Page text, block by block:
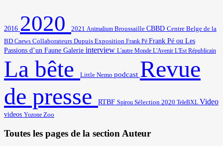
2016 2020 2021 Animalium Broussaille CBBD Centre Belge de la
BD Cnews Collaborateurs Dupuis Exposition Frank Pé Frank Pé ou Les
Passions d’un Faune Galerie interview L'autre Monde L'Avenir L'Est Républicain
La bête Little Nemo podcast Revue
de presse
RTBF Spirou Sélection 2020 TeleBXL Video
videos Yozone Zoo
Toutes les pages de la section Auteur